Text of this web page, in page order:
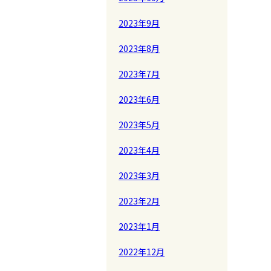
2023年9月
2023年8月
2023年7月
2023年6月
2023年5月
2023年4月
2023年3月
2023年2月
2023年1月
2022年12月